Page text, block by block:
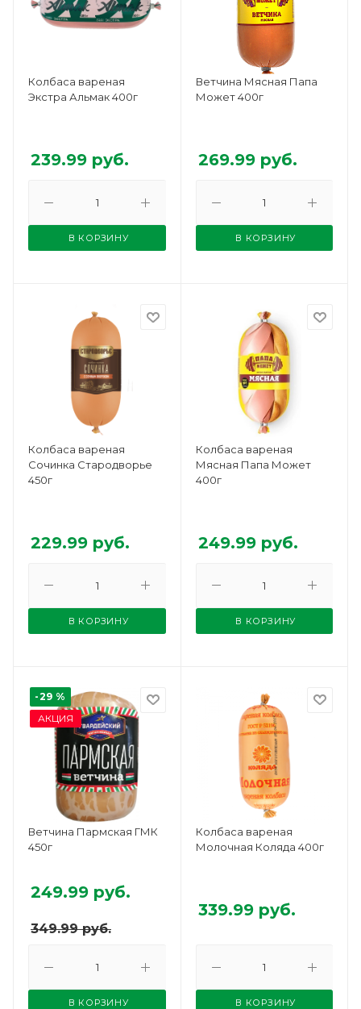
Колбаса вареная
Экстра Альмак 400г
239.99 руб.
В КОРЗИНУ
Ветчина Мясная Папа
Может 400г
269.99руб.
В КОРЗИНУ
Колбаса вареная
Сочинка Стародворье
450г
229.99 руб.
В КОРЗИНУ
Колбаса вареная
Мясная Папа Может
400г
249.99руб.
В КОРЗИНУ
-29 %
АКЦИЯ
Ветчина Пармская ГМК
450г
349.99руб.
249.99 руб.
В КОРЗИНУ
Колбаса вареная
Молочная Коляда 400г
339.99руб.
В КОРЗИНУ